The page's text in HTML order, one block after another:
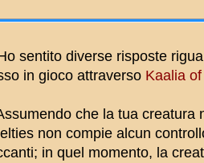
sentito diverse risposte
in gioco attraverso Kaalia
che la tua creatura
non compie alcun
in quel momento, la